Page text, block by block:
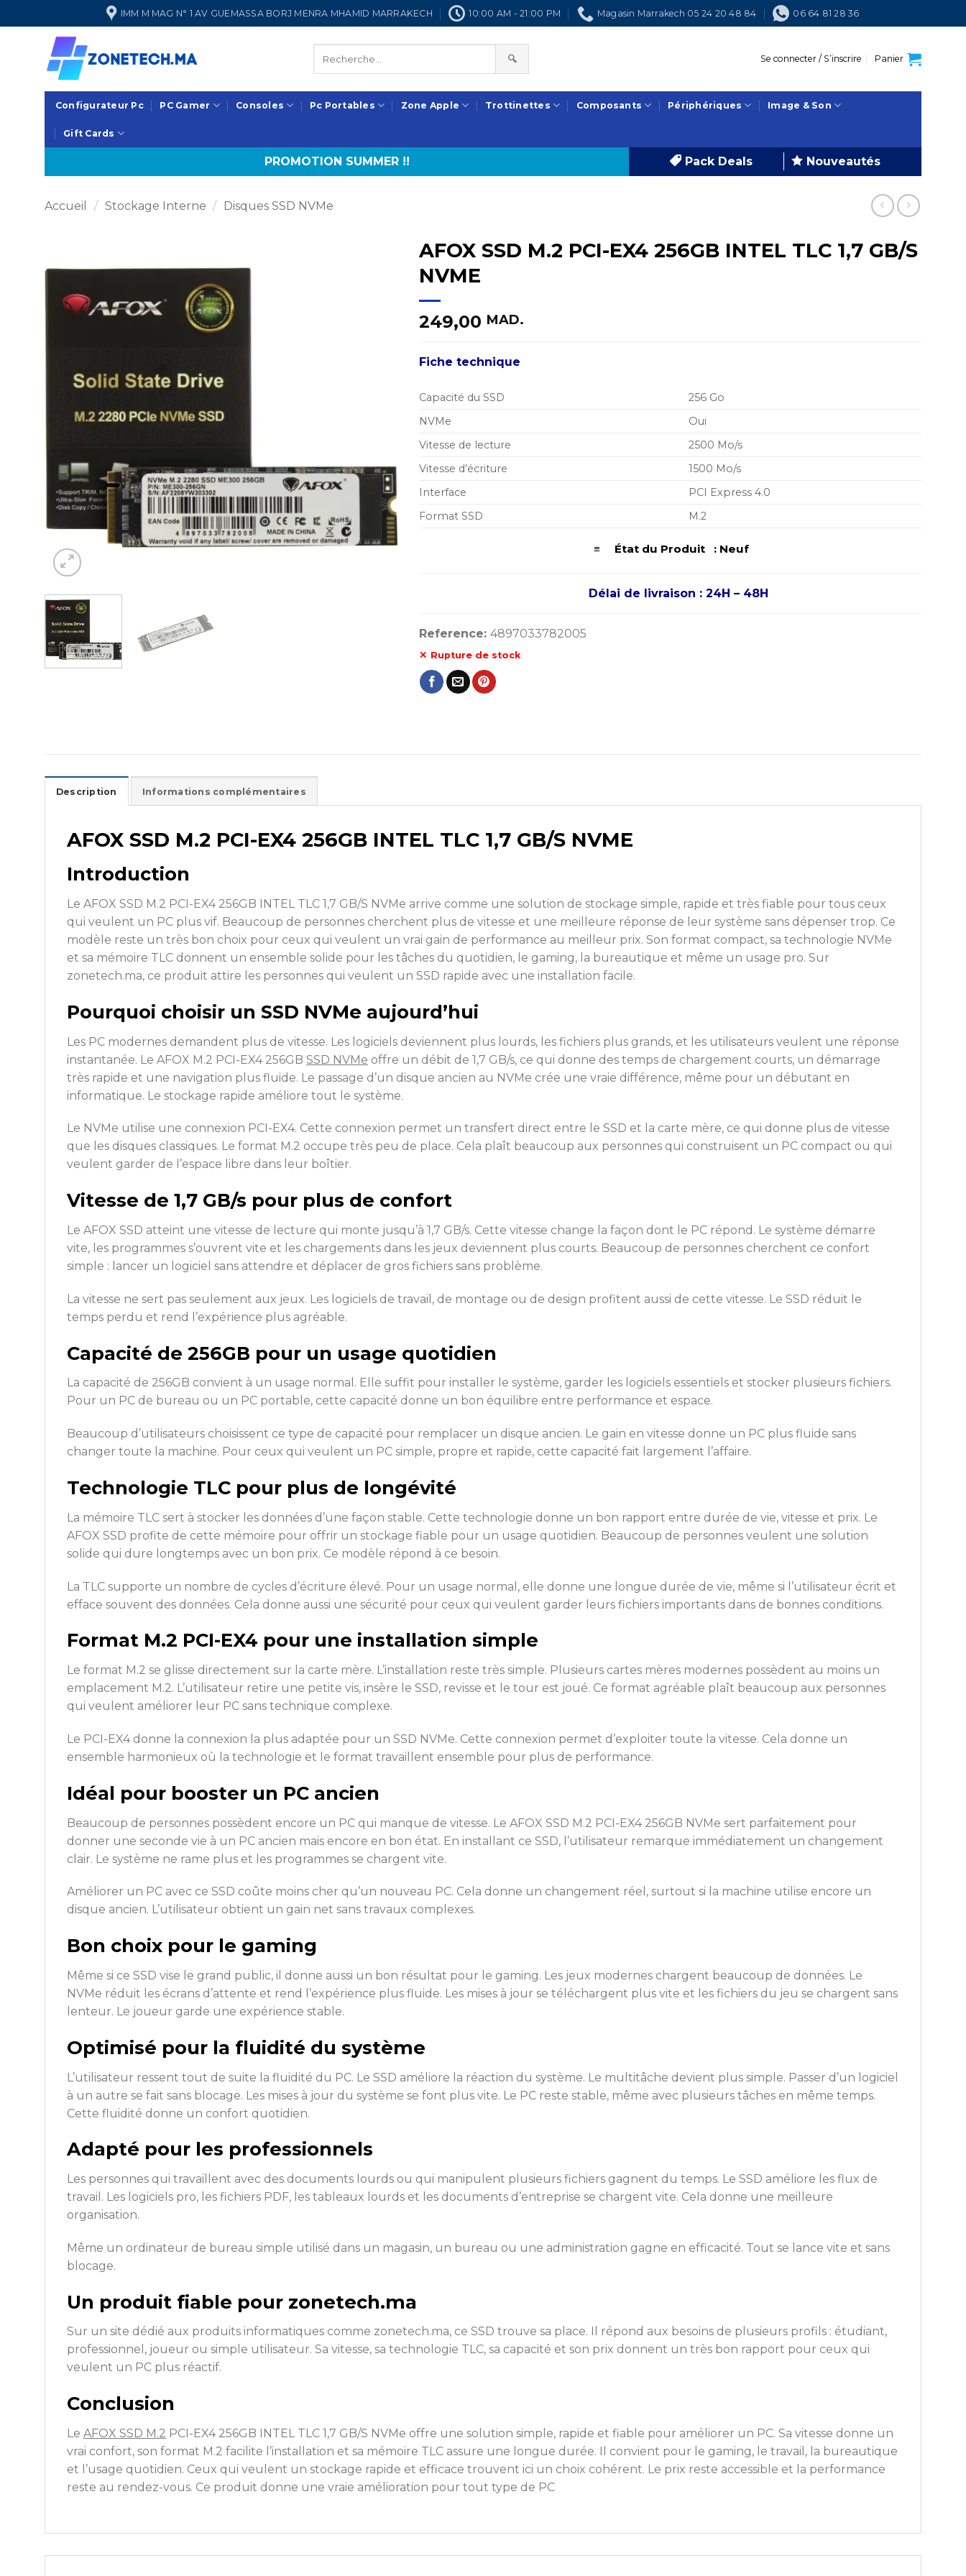
au
IMM M MAG N° 1 AV GUEMASSA BORJ MENRA MHAMID MARRAKECH 10:00 AM - 21:00 PM Magasin Marrakech 05 24 20 48 84 06 64 81 28 36
🔍 Se connecter / S’inscrire Panier
Configurateur Pc PC Gamer Consoles Pc Portables Zone Apple Trottinettes Composants Périphériques Image & Son
Gift Cards
PROMOTION SUMMER !! Pack Deals Nouveautés
Accueil / Stockage Interne / Disques SSD NVMe
AFOX SSD M.2 PCI-EX4 256GB INTEL TLC 1,7 GB/S
249,00 MAD.
Fiche technique
Capacité du SSD
256 Go
NVMe
Oui
Vitesse de lecture
2500 Mo/s
Vitesse d’écriture
1500 Mo/s
Interface
PCI Express 4.0
Format SSD
M.2
≡ État du Produit : Neuf
Délai de livraison : 24H – 48H
Reference: 4897033782005
Rupture de stock
Description Informations complémentaires
Introduction
Le AFOX SSD M.2 PCI-EX4 256GB INTEL TLC 1,7 GB/S NVMe arrive comme une solution de stockage simple, rapide et très fiable pour tous ceux
qui veulent un PC plus vif. Beaucoup de personnes cherchent plus de vitesse et une meilleure réponse de leur système sans dépenser trop. Ce
modèle reste un très bon choix pour ceux qui veulent un vrai gain de performance au meilleur prix. Son format compact, sa technologie NVMe
et sa mémoire TLC donnent un ensemble solide pour les tâches du quotidien, le gaming, la bureautique et même un usage pro. Sur
zonetech.ma, ce produit attire les personnes qui veulent un SSD rapide avec une installation facile.
Pourquoi choisir un SSD NVMe aujourd’hui
Les PC modernes demandent plus de vitesse. Les logiciels deviennent plus lourds, les fichiers plus grands, et les utilisateurs veulent une réponse
instantanée. Le AFOX M.2 PCI-EX4 256GB SSD NVMe offre un débit de 1,7 GB/s, ce qui donne des temps de chargement courts, un démarrage
très rapide et une navigation plus fluide. Le passage d’un disque ancien au NVMe crée une vraie différence, même pour un débutant en
informatique. Le stockage rapide améliore tout le système.
Le NVMe utilise une connexion PCI-EX4. Cette connexion permet un transfert direct entre le SSD et la carte mère, ce qui donne plus de vitesse
que les disques classiques. Le format M.2 occupe très peu de place. Cela plaît beaucoup aux personnes qui construisent un PC compact ou qui
veulent garder de l’espace libre dans leur boîtier.
Vitesse de 1,7 GB/s pour plus de confort
Le AFOX SSD atteint une vitesse de lecture qui monte jusqu’à 1,7 GB/s. Cette vitesse change la façon dont le PC répond. Le système démarre
vite, les programmes s’ouvrent vite et les chargements dans les jeux deviennent plus courts. Beaucoup de personnes cherchent ce confort
simple : lancer un logiciel sans attendre et déplacer de gros fichiers sans problème.
La vitesse ne sert pas seulement aux jeux. Les logiciels de travail, de montage ou de design profitent aussi de cette vitesse. Le SSD réduit le
temps perdu et rend l’expérience plus agréable.
Capacité de 256GB pour un usage quotidien
La capacité de 256GB convient à un usage normal. Elle suffit pour installer le système, garder les logiciels essentiels et stocker plusieurs fichiers.
Pour un PC de bureau ou un PC portable, cette capacité donne un bon équilibre entre performance et espace.
Beaucoup d’utilisateurs choisissent ce type de capacité pour remplacer un disque ancien. Le gain en vitesse donne un PC plus fluide sans
changer toute la machine. Pour ceux qui veulent un PC simple, propre et rapide, cette capacité fait largement l’affaire.
Technologie TLC pour plus de longévité
La mémoire TLC sert à stocker les données d’une façon stable. Cette technologie donne un bon rapport entre durée de vie, vitesse et prix. Le
AFOX SSD profite de cette mémoire pour offrir un stockage fiable pour un usage quotidien. Beaucoup de personnes veulent une solution
solide qui dure longtemps avec un bon prix. Ce modèle répond à ce besoin.
La TLC supporte un nombre de cycles d’écriture élevé. Pour un usage normal, elle donne une longue durée de vie, même si l’utilisateur écrit et
efface souvent des données. Cela donne aussi une sécurité pour ceux qui veulent garder leurs fichiers importants dans de bonnes conditions.
Format M.2 PCI-EX4 pour une installation simple
Le format M.2 se glisse directement sur la carte mère. L’installation reste très simple. Plusieurs cartes mères modernes possèdent au moins un
emplacement M.2. L’utilisateur retire une petite vis, insère le SSD, revisse et le tour est joué. Ce format agréable plaît beaucoup aux personnes
qui veulent améliorer leur PC sans technique complexe.
Le PCI-EX4 donne la connexion la plus adaptée pour un SSD NVMe. Cette connexion permet d’exploiter toute la vitesse. Cela donne un
ensemble harmonieux où la technologie et le format travaillent ensemble pour plus de performance.
Idéal pour booster un PC ancien
Beaucoup de personnes possèdent encore un PC qui manque de vitesse. Le AFOX SSD M.2 PCI-EX4 256GB NVMe sert parfaitement pour
donner une seconde vie à un PC ancien mais encore en bon état. En installant ce SSD, l’utilisateur remarque immédiatement un changement
clair. Le système ne rame plus et les programmes se chargent vite.
Améliorer un PC avec ce SSD coûte moins cher qu’un nouveau PC. Cela donne un changement réel, surtout si la machine utilise encore un
disque ancien. L’utilisateur obtient un gain net sans travaux complexes.
Bon choix pour le gaming
Même si ce SSD vise le grand public, il donne aussi un bon résultat pour le gaming. Les jeux modernes chargent beaucoup de données. Le
NVMe réduit les écrans d’attente et rend l’expérience plus fluide. Les mises à jour se téléchargent plus vite et les fichiers du jeu se chargent sans
lenteur. Le joueur garde une expérience stable.
Optimisé pour la fluidité du système
L’utilisateur ressent tout de suite la fluidité du PC. Le SSD améliore la réaction du système. Le multitâche devient plus simple. Passer d’un logiciel
à un autre se fait sans blocage. Les mises à jour du système se font plus vite. Le PC reste stable, même avec plusieurs tâches en même temps.
Cette fluidité donne un confort quotidien.
Adapté pour les professionnels
Les personnes qui travaillent avec des documents lourds ou qui manipulent plusieurs fichiers gagnent du temps. Le SSD améliore les flux de
travail. Les logiciels pro, les fichiers PDF, les tableaux lourds et les documents d’entreprise se chargent vite. Cela donne une meilleure
organisation.
Même un ordinateur de bureau simple utilisé dans un magasin, un bureau ou une administration gagne en efficacité. Tout se lance vite et sans
blocage.
Un produit fiable pour zonetech.ma
Sur un site dédié aux produits informatiques comme zonetech.ma, ce SSD trouve sa place. Il répond aux besoins de plusieurs profils : étudiant,
professionnel, joueur ou simple utilisateur. Sa vitesse, sa technologie TLC, sa capacité et son prix donnent un très bon rapport pour ceux qui
veulent un PC plus réactif.
Conclusion
Le AFOX SSD M.2 PCI-EX4 256GB INTEL TLC 1,7 GB/S NVMe offre une solution simple, rapide et fiable pour améliorer un PC. Sa vitesse donne un
vrai confort, son format M.2 facilite l’installation et sa mémoire TLC assure une longue durée. Il convient pour le gaming, le travail, la bureautique
et l’usage quotidien. Ceux qui veulent un stockage rapide et efficace trouvent ici un choix cohérent. Le prix reste accessible et la performance
reste au rendez-vous. Ce produit donne une vraie amélioration pour tout type de PC